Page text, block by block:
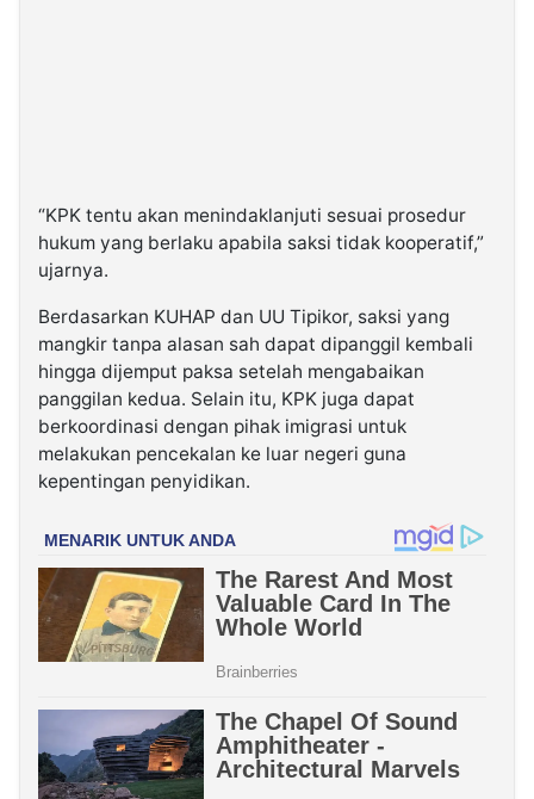
“KPK tentu akan menindaklanjuti sesuai prosedur
hukum yang berlaku apabila saksi tidak kooperatif,”
ujarnya.
Berdasarkan KUHAP dan UU Tipikor, saksi yang
mangkir tanpa alasan sah dapat dipanggil kembali
hingga dijemput paksa setelah mengabaikan
panggilan kedua. Selain itu, KPK juga dapat
berkoordinasi dengan pihak imigrasi untuk
melakukan pencekalan ke luar negeri guna
kepentingan penyidikan.